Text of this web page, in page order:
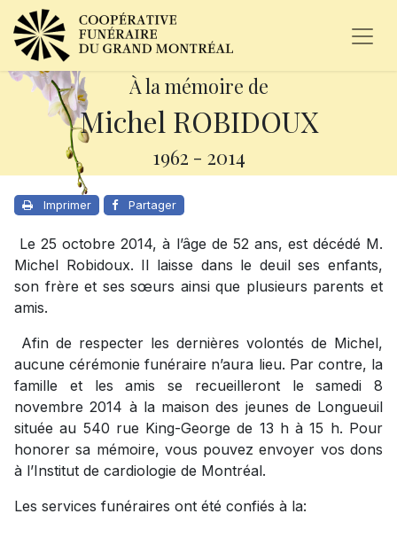
À la mémoire de
Michel ROBIDOUX
1962 - 2014
Imprimer Partager
Le 25 octobre 2014, à l’âge de 52 ans, est décédé M.
Michel Robidoux. Il laisse dans le deuil ses enfants,
son frère et ses sœurs ainsi que plusieurs parents et
amis.
Afin de respecter les dernières volontés de Michel,
aucune cérémonie funéraire n’aura lieu. Par contre, la
famille et les amis se recueilleront le samedi 8
novembre 2014 à la maison des jeunes de Longueuil
située au 540 rue King-George de 13 h à 15 h. Pour
honorer sa mémoire, vous pouvez envoyer vos dons
à l’Institut de cardiologie de Montréal.
Les services funéraires ont été confiés à la: